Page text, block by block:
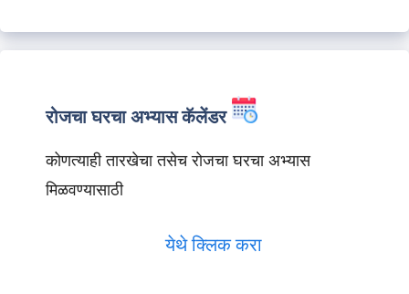
रोजचा घरचा अभ्यास कॅलेंडर
कोणत्याही तारखेचा तसेच रोजचा घरचा अभ्यास
मिळवण्यासाठी
येथे क्लिक करा